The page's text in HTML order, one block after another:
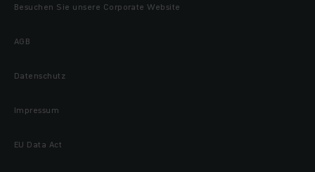
Besuchen Sie unsere Corporate Website
AGB
Datenschutz
Impressum
EU Data Act